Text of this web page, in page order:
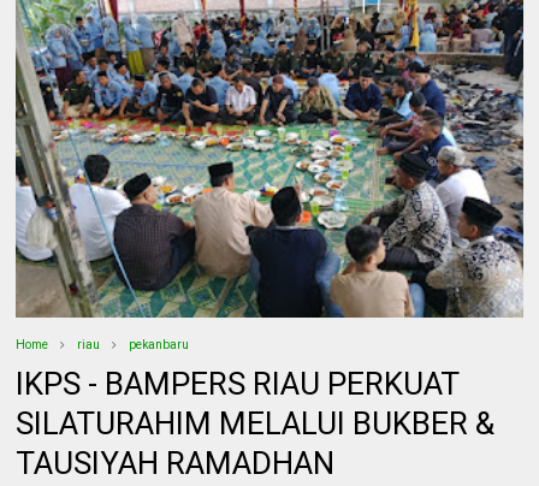
Home riau pekanbaru
IKPS - BAMPERS RIAU PERKUAT
SILATURAHIM MELALUI BUKBER &
TAUSIYAH RAMADHAN